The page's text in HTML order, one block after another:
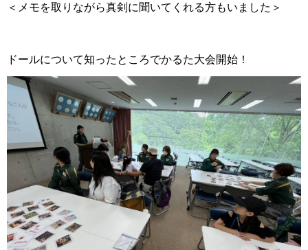
＜メモを取りながら真剣に聞いてくれる方もいました＞
ドールについて知ったところでかるた大会開始！